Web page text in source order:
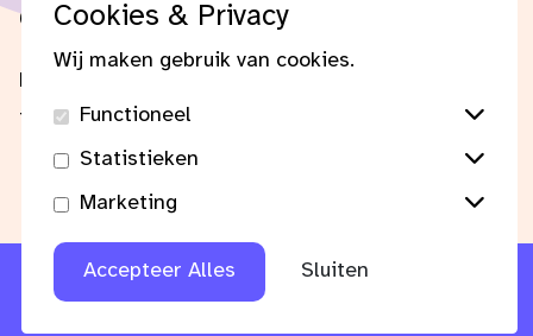
Cookies & Privacy
Wij maken gebruik van cookies.
Functioneel
Statistieken
Marketing
Accepteer Alles Sluiten
6135 KW Sittard
E-mail:
Tel:+31 (0) 6 51 46 69 78
Copyright © 2026 FGL Limburg |
Privacyvoorwaarden| Design and creation by